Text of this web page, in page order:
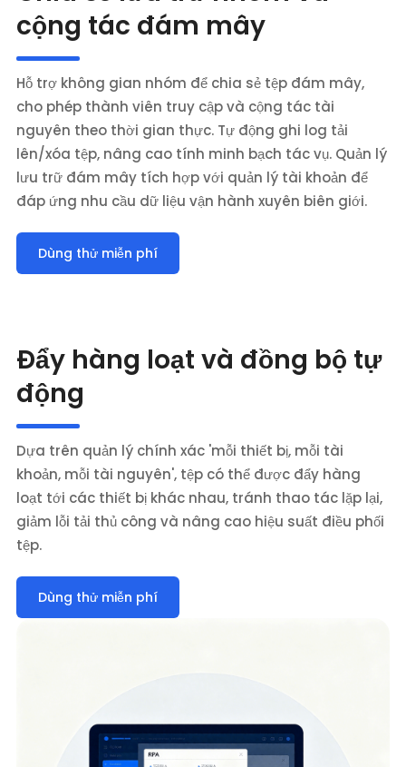
cộng tác đám mây
Hỗ trợ không gian nhóm để chia sẻ tệp đám mây,
cho phép thành viên truy cập và cộng tác tài
nguyên theo thời gian thực. Tự động ghi log tải
lên/xóa tệp, nâng cao tính minh bạch tác vụ. Quản lý
lưu trữ đám mây tích hợp với quản lý tài khoản để
đáp ứng nhu cầu dữ liệu vận hành xuyên biên giới.
Dùng thử miễn phí
Đẩy hàng loạt và đồng bộ tự
động
Dựa trên quản lý chính xác 'mỗi thiết bị, mỗi tài
khoản, mỗi tài nguyên', tệp có thể được đẩy hàng
loạt tới các thiết bị khác nhau, tránh thao tác lặp lại,
giảm lỗi tải thủ công và nâng cao hiệu suất điều phối
tệp.
Dùng thử miễn phí